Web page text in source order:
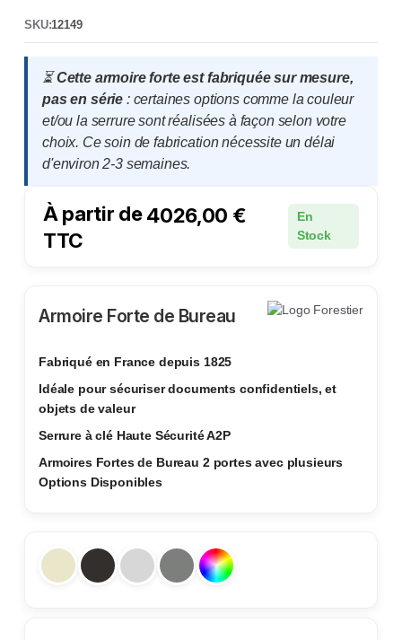
SKU:12149
⏳Cette armoire forte est fabriquée sur mesure,
pas en série : certaines options comme la couleur
et/ou la serrure sont réalisées à façon selon votre
choix. Ce soin de fabrication nécessite un délai
d'environ 2-3 semaines.
À partir de4026,00 €
TTC
En
Stock
Armoire Forte de Bureau
Fabriqué en France depuis 1825
Idéale pour sécuriser documents confidentiels, et
objets de valeur
Serrure à clé Haute Sécurité A2P
Armoires Fortes de Bureau 2 portes avec plusieurs
Options Disponibles